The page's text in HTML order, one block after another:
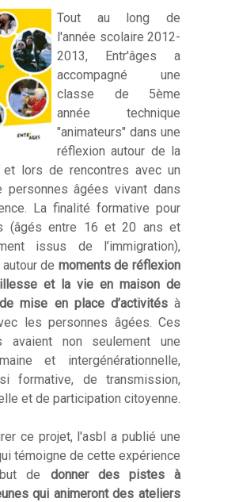
Tout au long de
l'année scolaire 2012-
2013, Entr'âges a
accompagné une
classe de 5ème
année technique
"animateurs" dans une
réflexion autour de la
lors de rencontres avec un
personnes âgées vivant dans
La finalité formative pour
(âgés entre 16 et 20 ans et
issus de l’immigration),
autour de moments de réflexion
et la vie en maison de
mise en place d’activitésà
les personnes âgées. Ces
avaient non seulement une
et intergénérationnelle,
formative, de transmission,
et de participation citoyenne.
ce projet, l'asbl a publié une
témoigne de cette expérience
de donner des pistes à
qui animeront des ateliers